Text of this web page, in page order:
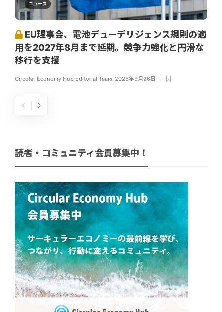
ニュース
EU理事会、電池デューデリジェンス規則の適
用を2027年8月まで延期。競争力強化と円滑な
移行を支援
Circular Economy Hub Editorial Team, 2025年9月26日
読者・コミュニティ会員募集中！